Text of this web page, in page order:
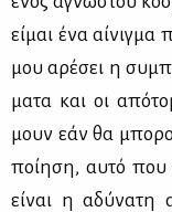
εί­μαι ένα
μου αρέ­σει η
μα­τα και οι
μουν εάν θα
ποί­η­ση, αυ­τό που
εί­ναι η αδύ­να­τη